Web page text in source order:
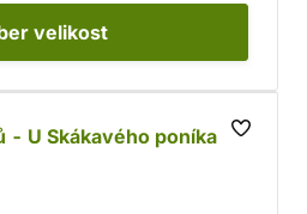
velikost
- U Skákavého poníka